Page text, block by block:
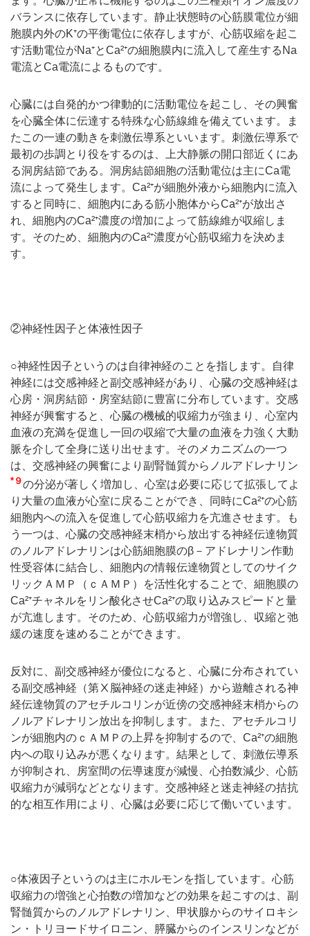
バランスに依存しています。静止状態時の心筋膜電位が細
胞膜内外のK⁺の平衡電位に依存しますが、心筋収縮を起こ
す活動電位がNa⁺とCa²⁺の細胞膜内に流入して産生するNa
電流とCa電流によるものです。
心臓には自発的かつ律動的に活動電位を起こし、その興奮
を心臓全体に伝達する特殊な心筋線維を備えています。ま
たこの一連の動きを刺激伝導系といいます。刺激伝導系で
最初の歩調とり役をするのは、上大静脈の開口部近くにあ
る洞房結節である。洞房結節細胞の活動電位は主にCa電
流によって発生します。Ca²⁺が細胞外液から細胞内に流入
すると同時に、細胞内にある筋小胞体からCa²⁺が放出さ
れ、細胞内のCa²⁺濃度の増加によって筋線維が収縮しま
す。そのため、細胞内のCa²⁺濃度が心筋収縮力を決めま
す。
②神経性因子と体液性因子
○神経性因子というのは自律神経のことを指します。自律
神経には交感神経と副交感神経があり、心臓の交感神経は
心房・洞房結節・房室結節に豊富に分布しています。交感
神経が興奮すると、心臓の機械的収縮力が強まり、心室内
血液の充満を促進し一回の収縮で大量の血液を力強く大動
脈を介して全身に送り出せます。そのメカニズムの一つ
は、交感神経の興奮により副腎髄質からノルアドレナリン
*９の分泌が著しく増加し、心室は必要に応じて拡張してよ
り大量の血液が心室に戻ることができ、同時にCa²⁺の心筋
細胞内への流入を促進して心筋収縮力を亢進させます。も
う一つは、心臓の交感神経末梢から放出する神経伝達物質
のノルアドレナリンは心筋細胞膜のβ－アドレナリン作動
性受容体に結合し、細胞内の情報伝達物質としてのサイク
リックＡＭＰ（ｃＡＭＰ）を活性化することで、細胞膜の
Ca²⁺チャネルをリン酸化させCa²⁺の取り込みスピードと量
が亢進します。そのため、心筋収縮力が増強し、収縮と弛
緩の速度を速めることができます。
反対に、副交感神経が優位になると、心臓に分布されてい
る副交感神経（第Ⅹ脳神経の迷走神経）から遊離される神
経伝達物質のアセチルコリンが近傍の交感神経末梢からの
ノルアドレナリン放出を抑制します。また、アセチルコリ
ンが細胞内のｃＡＭＰの上昇を抑制するので、Ca²⁺の細胞
内への取り込みが悪くなります。結果として、刺激伝導系
が抑制され、房室間の伝導速度が減慢、心拍数減少、心筋
収縮力が減弱などとなります。交感神経と迷走神経の拮抗
的な相互作用により、心臓は必要に応じて働いています。
○体液因子というのは主にホルモンを指しています。心筋
収縮力の増強と心拍数の増加などの効果を起こすのは、副
腎髄質からのノルアドレナリン、甲状腺からのサイロキシ
ン・トリヨードサイロニン、膵臓からのインスリンなどが